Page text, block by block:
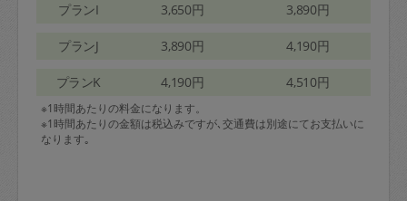
プランI 3,650円 3,890円
プランJ 3,890円 4,190円
プランK 4,190円 4,510円
※1時間あたりの料金になります。
※1時間あたりの金額は税込みですが､交通費は別途にてお支払いに
なります｡